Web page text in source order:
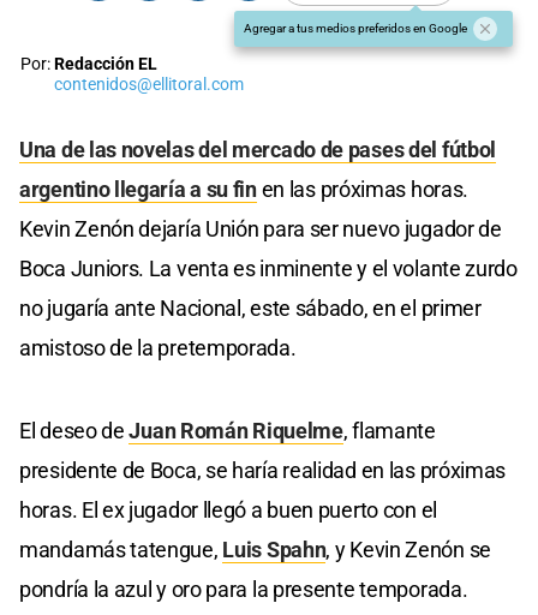
Agregar a tus medios preferidos en Google
Por:Redacción EL
contenidos@ellitoral.com
Una de las novelas del mercado de pases del fútbol
argentino llegaría a su finen las próximas horas.
Kevin Zenón dejaría Unión para ser nuevo jugador de
Boca Juniors. La venta es inminente y el volante zurdo
no jugaría ante Nacional, este sábado, en el primer
amistoso de la pretemporada.
El deseo deJuan Román Riquelme, flamante
presidente de Boca, se haría realidad en las próximas
horas. El ex jugador llegó a buen puerto con el
mandamás tatengue, Luis Spahn, y Kevin Zenón se
pondría la azul y oro para la presente temporada.